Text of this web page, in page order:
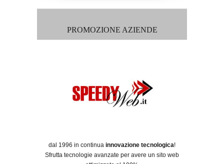
PROMOZIONE AZIENDE
dal 1996 in continua innovazione tecnologica!
Sfrutta tecnologie avanzate per avere un sito web